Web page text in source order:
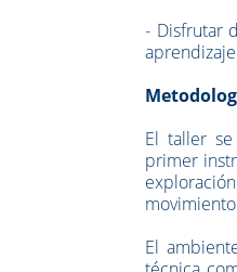
- Disfrutar
El taller
primer
El